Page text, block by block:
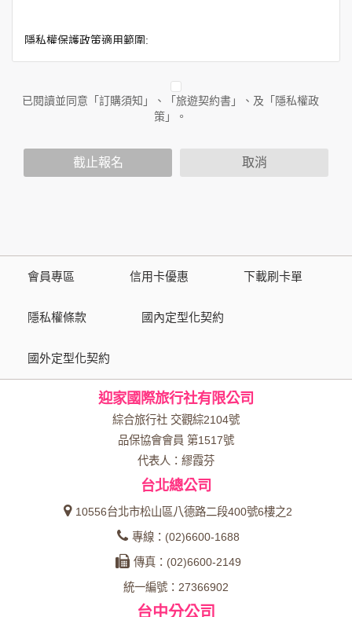
隱私權保護政策適用範圍:
務時收集到的身份識別資料，也包括本公司如何處理在商業合
作與本公司合作時分享的任何身份識別資料。隱私權保護政策
不適用於本公司以外的公司或網站群，與非本站所僱用或管理
放連結的廠商也可能蒐集您個人的資料。對於您主動提供的個
人資訊，這些廣告廠商或連結網站有其個別的隱私權保護政
策，其資料處理措施不適用於本公司隱私權保護政策。
資料的蒐集與使用方式:
為了在本網站提供您最佳的互動性服務，可能會請您提供相關
本網站在您使用服務信箱、問卷調查等互動性功能時，會保留
於一般瀏覽時，伺服器會自行記錄相關行徑，包括您使用連線
設備的 IP 位址、使用時間、使用的瀏覽器、瀏覽及點選資料記
錄等，做為我們增進網站服務的參考依據，此記錄為內部應
用，決不對外公布。
為提供精確的服務，我們會將收集的問卷調查內容進行統計與
分析，分析結果之統計數據或說明文字呈現，除供內部研究
外，我們會視需要公佈統計數據及說明文字，但不涉及特定個
除非取得您的同意或其他法令之特別規定，本網站絕不會將您
的個人資料揭露予第三人或使用於蒐集目的以外之其他用途。
贈獎時，本網站會收集您的個人識別資料，本網站也可以從商
已閱讀並同意「訂購須知」、「旅遊契約書」、及「隱私權政
策」。
截止報名 取消
會員專區 信用卡優惠 下載刷卡單
隱私權條款 國內定型化契約
國外定型化契約
迎家國際旅行社有限公司
綜合旅行社 交觀綜2104號
品保協會會員 第1517號
代表人：繆霞芬
台北總公司
10556台北市松山區八德路二段400號6樓之2
專線：(02)6600-1688
傳真：(02)6600-2149
統一編號：27366902
台中分公司